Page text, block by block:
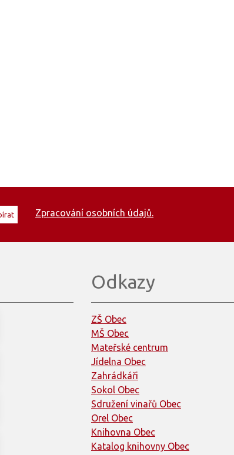
Zpracování osobních údajů.
Odkazy
ZŠ Obec
MŠ Obec
Mateřské centrum
Jídelna Obec
Zahrádkáři
Sokol Obec
Sdružení vinařů Obec
Orel Obec
Knihovna Obec
Katalog knihovny Obec